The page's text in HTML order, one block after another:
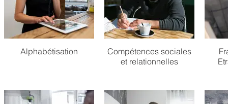
Alphabétisation
Compétences sociales
et relationnelles